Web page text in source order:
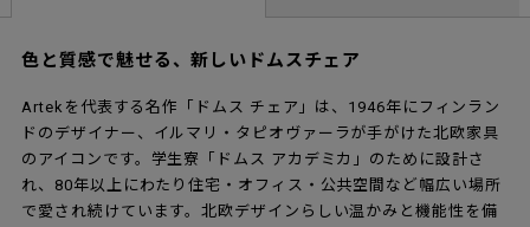
色と質感で魅せる、新しいドムスチェア
Artekを代表する名作「ドムス チェア」は、1946年にフィンラン
ドのデザイナー、イルマリ・タピオヴァーラが手がけた北欧家具
のアイコンです。学生寮「ドムス アカデミカ」のために設計さ
れ、80年以上にわたり住宅・オフィス・公共空間など幅広い場所
で愛され続けています。北欧デザインらしい温かみと機能性を備